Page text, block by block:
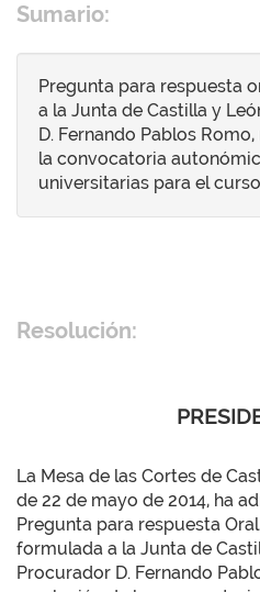
Sumario:
Pregunta para respuesta
a la Junta de Castilla y
D. Fernando Pablos
la convocatoria
universitarias para el
Resolución:
La Mesa de las Cortes de
de 22 de mayo de 2014, ha
Pregunta para respuesta
formulada a la Junta de
Procurador D. Fernando